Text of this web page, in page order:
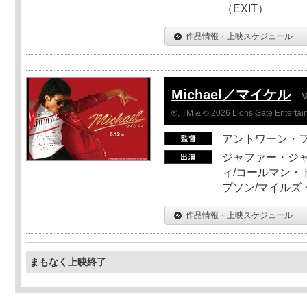
（EXIT）
作品情報・上映スケジュール
Michael／マイケル
®, TM & © 2026 Lions Gate
アントワーン・
ジャファー・ジ
ィ/コールマン・
プソン/マイルズ
作品情報・上映スケジュール
まもなく上映終了